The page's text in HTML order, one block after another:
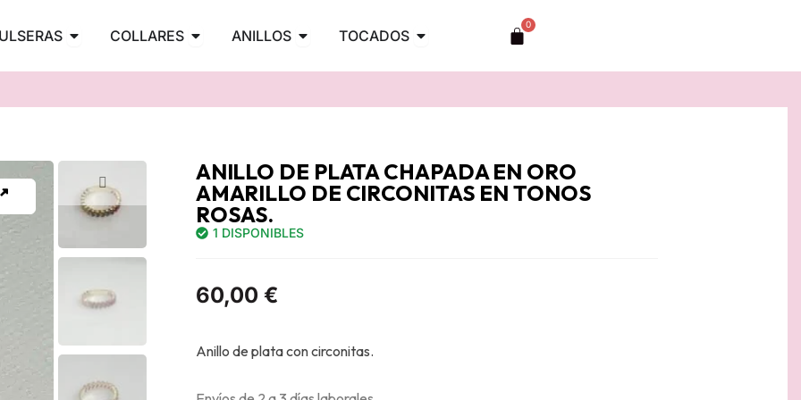
Abrir PULSERAS
COLLARES Abrir COLLARES
ANILLOS Abrir ANILLOS
TOCADOS Abrir TOCADOS 0
Carrito
ANILLO DE PLATA CHAPADA EN ORO
AMARILLO DE CIRCONITAS EN TONOS
ROSAS.
1 DISPONIBLES
60,00 €
Anillo de plata con circonitas.